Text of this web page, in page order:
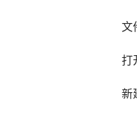
文
打
新